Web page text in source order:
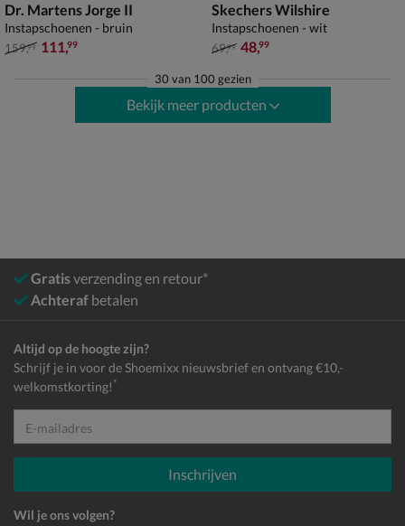
Dr. Martens Jorge II
Instapschoenen - bruin
van € 159,99 voor € 111,99
159,99 111,99
Skechers Wilshire
Instapschoenen - wit
van € 69,99 voor € 48,99
69,99 48,99
30 van 100 gezien
Bekijk meer producten
Gratisverzending en retour*
Achteraf betalen
Altijd op de hoogte zijn?
Schrijf je in voor de Shoemixx nieuwsbrief en ontvang €10,-
welkomstkorting! *
E-mailadres
Inschrijven
Wil je ons volgen?